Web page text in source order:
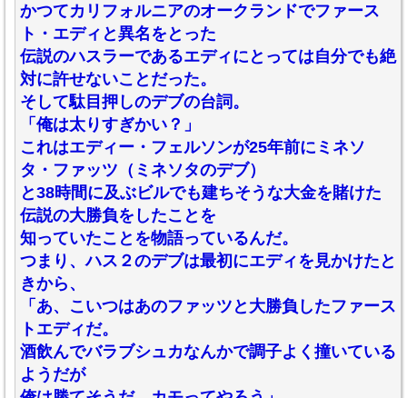
かつてカリフォルニアのオークランドでファース
ト・エディと異名をとった
伝説のハスラーであるエディにとっては自分でも絶
対に許せないことだった。
そして駄目押しのデブの台詞。
「俺は太りすぎかい？」
これはエディー・フェルソンが25年前にミネソ
タ・ファッツ（ミネソタのデブ）
と38時間に及ぶビルでも建ちそうな大金を賭けた
伝説の大勝負をしたことを
知っていたことを物語っているんだ。
つまり、ハス２のデブは最初にエディを見かけたと
きから、
「あ、こいつはあのファッツと大勝負したファース
トエディだ。
酒飲んでバラブシュカなんかで調子よく撞いている
ようだが